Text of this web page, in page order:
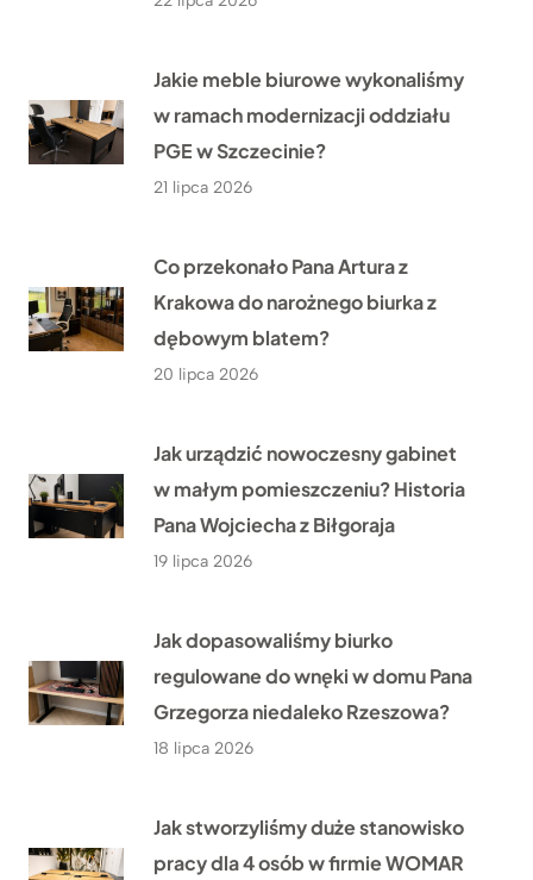
Jakie meble biurowe wykonaliśmy
w ramach modernizacji oddziału
PGE w Szczecinie?
21 lipca 2026
Co przekonało Pana Artura z
Krakowa do narożnego biurka z
dębowym blatem?
20 lipca 2026
Jak urządzić nowoczesny gabinet
w małym pomieszczeniu? Historia
Pana Wojciecha z Biłgoraja
19 lipca 2026
Jak dopasowaliśmy biurko
regulowane do wnęki w domu Pana
Grzegorza niedaleko Rzeszowa?
18 lipca 2026
Jak stworzyliśmy duże stanowisko
pracy dla 4 osób w firmie WOMAR